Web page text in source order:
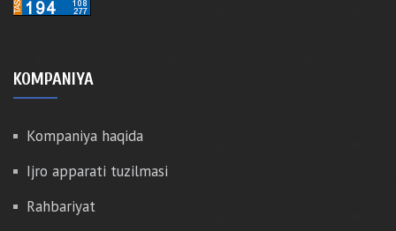
KOMPANIYA
Kompaniya haqida
Ijro apparati tuzilmasi
Rahbariyat